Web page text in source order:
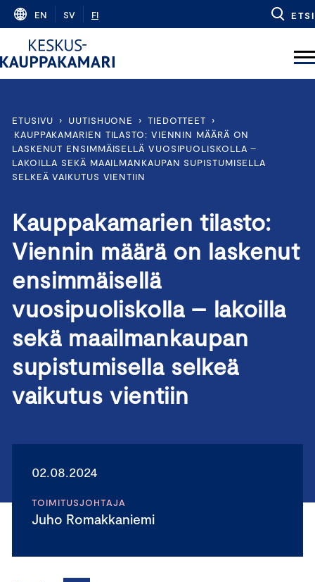
Skip
content
EN SV FI ETSI
ETUSIVU › UUTISHUONE › TIEDOTTEET
›
KAUPPAKAMARIEN TILASTO: VIENNIN MÄÄRÄ ON
LASKENUT ENSIMMÄISELLÄ VUOSIPUOLISKOLLA –
LAKOILLA SEKÄ MAAILMANKAUPAN SUPISTUMISELLA
SELKEÄ VAIKUTUS VIENTIIN
Kauppakamarien tilasto:
Viennin määrä on laskenut
ensimmäisellä
vuosipuoliskolla – lakoilla
sekä maailmankaupan
supistumisella selkeä
vaikutus vientiin
02.08.2024
TOIMITUSJOHTAJA
Juho Romakkaniemi